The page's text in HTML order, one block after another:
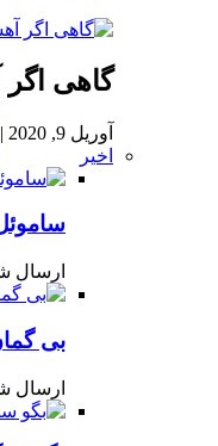
گاهی
آوریل 9, 2020 |
اخیر
ارسال
بى
ارسال